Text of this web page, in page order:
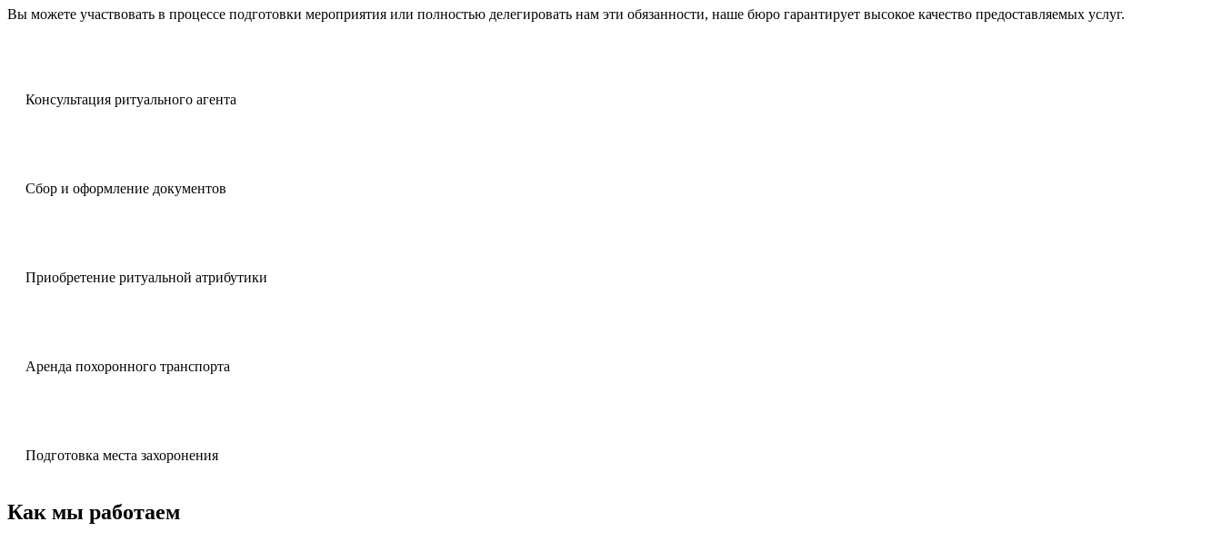
Вы можете участвовать в процессе подготовки мероприятия или полностью делегировать нам эти обязанности, наше бюро гарантирует высокое качество предоставляемых услуг.
Консультация ритуального агента
Сбор и оформление документов
Приобретение ритуальной атрибутики
Аренда похоронного транспорта
Подготовка места захоронения
Как мы работаем